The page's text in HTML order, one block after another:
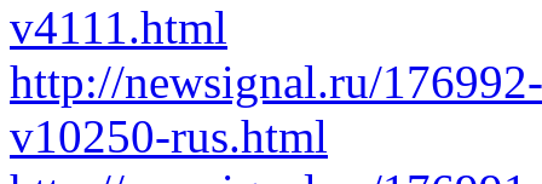
v4111.html
http://newsignal.ru/
v10250-rus.html